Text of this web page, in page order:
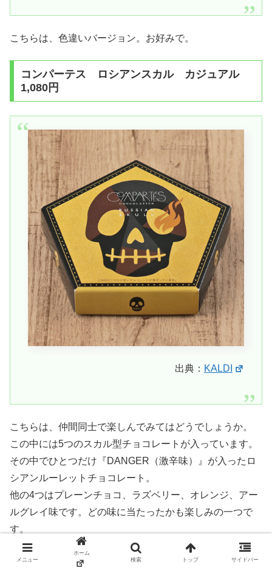
こちらは、色違いバージョン。お好みで。
コンパーテス ロシアンスカル カジュアル
1,080円
出典： KALDI
こちらは、仲間同士で楽しんでみてはどうでしょうか。
この中には5つのスカル型チョコレートが入っています。
その中でひとつだけ『DANGER（激辛味）』が入ったロ
シアンルーレットチョコレート。
他の4つはプレーンチョコ、ラズベリー、オレンジ、アー
ルグレイ味です。どの味に当たったかも楽しみの一つで
す。
スポンサーリンク
メニュー
ホーム
検索
トップ サイドバー